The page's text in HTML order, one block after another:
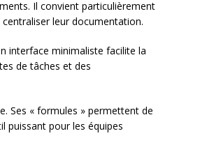
Il convient particulièrement
leur documentation.
interface minimaliste facilite la
de tâches et des
Ses « formules » permettent de
puissant pour les équipes